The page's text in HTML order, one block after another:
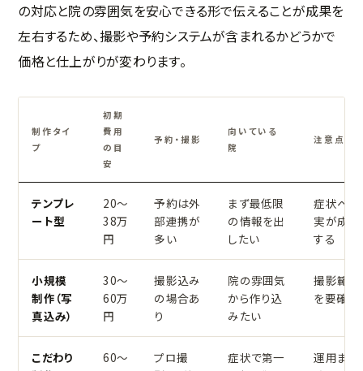
の対応と院の雰囲気を安心できる形で伝えることが成果を
左右するため、撮影や予約システムが含まれるかどうかで
価格と仕上がりが変わります。
制作タイ
プ
初期
費用
の目
安
予約・撮影
向いている
院
注意点
テンプレ
ート型
20〜
38万
円
予約は外
部連携が
多い
まず最低限
の情報を出
したい
症状ペ
実が成
する
小規模
制作（写
真込み）
30〜
60万
円
撮影込み
の場合あ
り
院の雰囲気
から作り込
みたい
撮影範囲
を要確認
こだわり
60〜
プロ撮
症状で第一
運用まで